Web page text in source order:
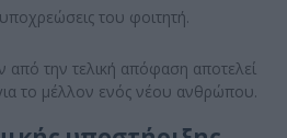
του φοιτητή.
από την τελική απόφαση αποτελεί
το μέλλον ενός νέου ανθρώπου.